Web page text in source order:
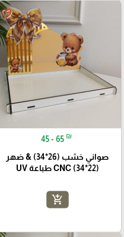
favorite_border
45 - 65 ₪
صواني خشب (26*34) & ضهر
(22*34) CNC طباعة UV
add_shopping_cart